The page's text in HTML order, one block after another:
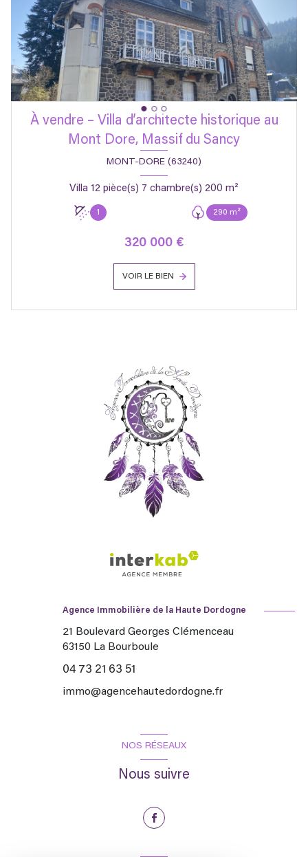
À vendre – Villa d’architecte historique au
Mont Dore, Massif du Sancy
MONT-DORE (63240)
Villa 12 pièce(s) 7 chambre(s) 200 m²
1 290 m²
320 000 €
VOIR LE BIEN
Agence Immobilière de la Haute Dordogne
21 Boulevard Georges Clémenceau
63150 La Bourboule
04 73 21 63 51
immo@agencehautedordogne.fr
NOS RÉSEAUX
Nous suivre